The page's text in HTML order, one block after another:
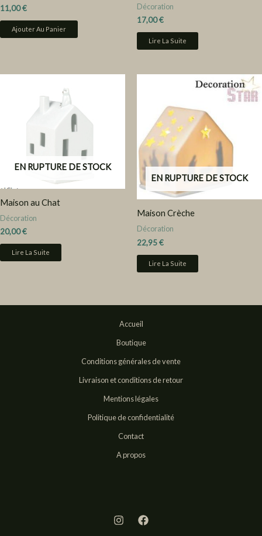
11,00€
Ajouter Au Panier
Décoration
17,00€
Lire La Suite
EN RUPTURE DE STOCK
Maison au Chat
Décoration
20,00€
Lire La Suite
EN RUPTURE DE STOCK
Maison Crèche
Décoration
22,95€
Lire La Suite
Accueil
Boutique
Conditions générales de vente
Livraison et conditions de retour
Mentions légales
Politique de confidentialité
Contact
A propos